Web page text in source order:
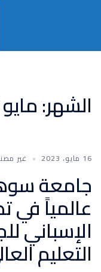
الشهر:مايو 2023
16 مايو، 2023 غير
عالمياً
الإسباني
التعليم